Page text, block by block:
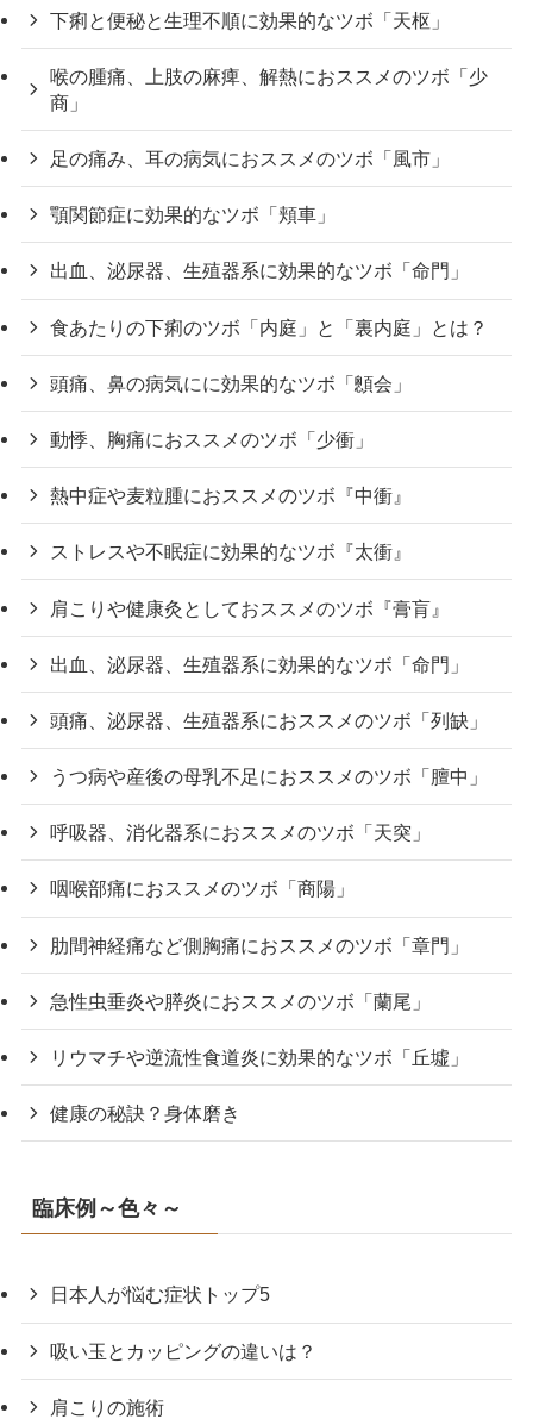
下痢と便秘と生理不順に効果的なツボ「天枢」
喉の腫痛、上肢の麻痺、解熱におススメのツボ「少
商」
足の痛み、耳の病気におススメのツボ「風市」
顎関節症に効果的なツボ「頬車」
出血、泌尿器、生殖器系に効果的なツボ「命門」
食あたりの下痢のツボ「内庭」と「裏内庭」とは？
頭痛、鼻の病気にに効果的なツボ「顖会」
動悸、胸痛におススメのツボ「少衝」
熱中症や麦粒腫におススメのツボ『中衝』
ストレスや不眠症に効果的なツボ『太衝』
肩こりや健康灸としておススメのツボ『膏肓』
出血、泌尿器、生殖器系に効果的なツボ「命門」
頭痛、泌尿器、生殖器系におススメのツボ「列缺」
うつ病や産後の母乳不足におススメのツボ「膻中」
呼吸器、消化器系におススメのツボ「天突」
咽喉部痛におススメのツボ「商陽」
肋間神経痛など側胸痛におススメのツボ「章門」
急性虫垂炎や膵炎におススメのツボ「蘭尾」
リウマチや逆流性食道炎に効果的なツボ「丘墟」
健康の秘訣？身体磨き
臨床例～色々～
日本人が悩む症状トップ5
吸い玉とカッピングの違いは？
肩こりの施術